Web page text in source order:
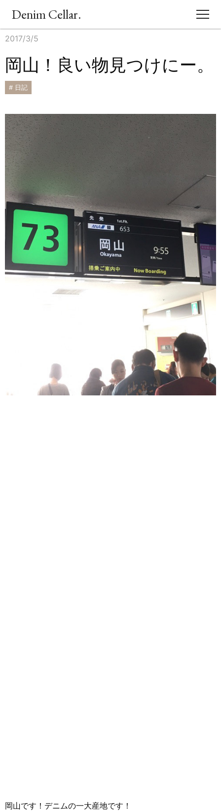
Denim Cellar.
CONCEPT
EVENT
ACCESS
SHOPPING
2017/3/5
岡山！良い物見つけにー。
# 日記
岡山です！デニムの一大産地です！